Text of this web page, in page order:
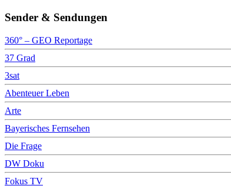
Sender & Sendungen
360° – GEO Reportage
37 Grad
3sat
Abenteuer Leben
Arte
Bayerisches Fernsehen
Die Frage
DW Doku
Fokus TV